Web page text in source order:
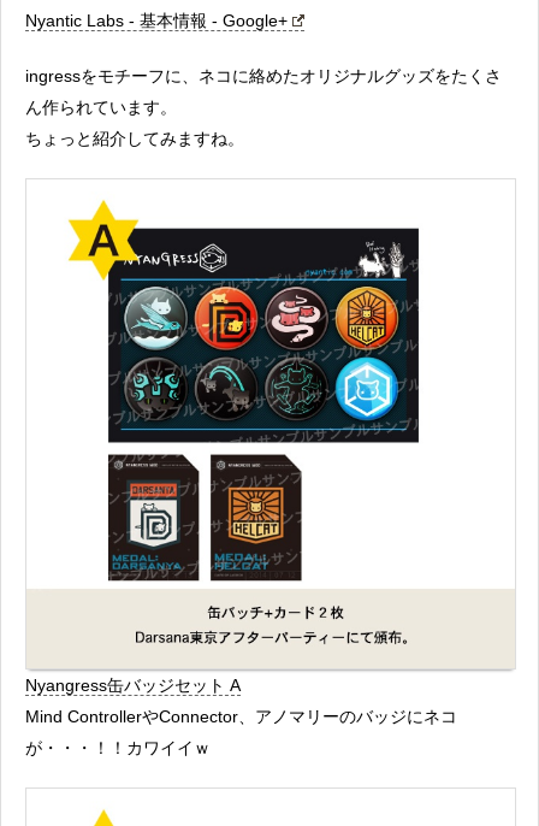
Nyantic Labs - 基本情報 - Google+
ingressをモチーフに、ネコに絡めたオリジナルグッズをたくさ
ん作られています。
ちょっと紹介してみますね。
Nyangress缶バッジセット A
Mind ControllerやConnector、アノマリーのバッジにネコ
が・・・！！カワイイｗ